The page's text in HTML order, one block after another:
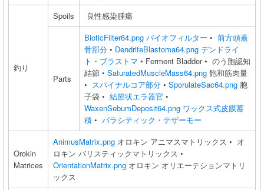
釣り
Spoils 良性感染腫瘍
Parts
BioticFilter64.png バイオフィルター • 前方頭蓋
骨部分 • DendriteBlastoma64.png デンドライ
ト・ブラストマ • Ferment Bladder • のう胞認知
結節 • SaturatedMuscleMass64.png 飽和筋肉量
• スパイナルコア部分 • SporulateSac64.png 胞
子袋 • 結節状エラ器官 •
WaxenSebumDeposit64.png ワックス式皮膜蓄
積 • パラシティック・テザーモー
Orokin
Matrices
AnimusMatrix.png オロキン アニマスマトリックス • オ
ロキン バリスティックマトリックス •
OrientationMatrix.png オロキン オリエーテションマトリ
ックス